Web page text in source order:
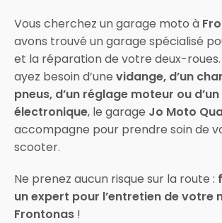
Vous cherchez un garage moto à
avons trouvé un garage spécialisé
et la réparation de votre deux-roues.
ayez besoin d’une vidange, d’un
pneus, d’un réglage moteur ou
électronique, le garage Jo Moto
accompagne pour prendre soin de
scooter.
Ne prenez aucun risque sur la route :
un expert pour l’entretien de votre
Frontonas !